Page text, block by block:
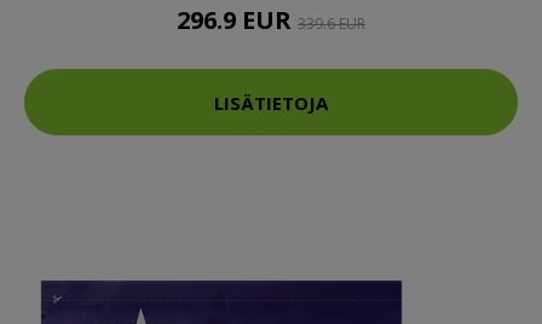
296.9 EUR 339.6 EUR
LISÄTIETOJA